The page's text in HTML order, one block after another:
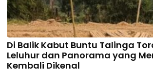
Di Balik Kabut Buntu Talinga
Leluhur dan Panorama yang
Kembali Dikenal